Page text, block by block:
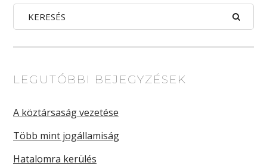
LEGUTÓBBI BEJEGYZÉSEK
A köztársaság vezetése
Több mint jogállamiság
Hatalomra kerülés